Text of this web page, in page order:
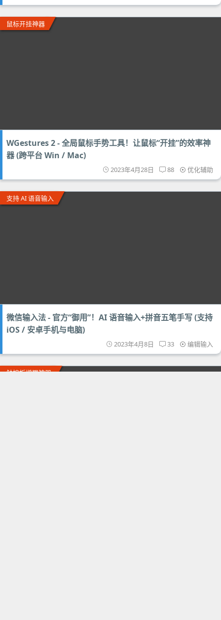
鼠标开挂神器
WGestures 2 - 全局鼠标手势工具！让鼠标“开挂”的效率神
器 (跨平台 Win / Mac)
2023年4月28日 88 优化辅助
支持 AI 语音输入
微信输入法 - 官方“御用”！AI 语音输入+拼音五笔手写 (支持
iOS / 安卓手机与电脑)
2023年4月8日 33 编辑输入
触控板增强神器